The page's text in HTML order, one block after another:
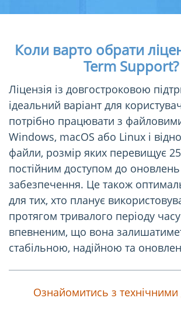
Коли варто обрати
Term Support?
Ліцензія із довгостроковою
ідеальний варіант для
потрібно працювати з
Windows, macOS або Linux і
файли, розмір яких перевищує
постійним доступом до
забезпечення. Це також
для тих, хто планує
протягом тривалого періоду
впевненим, що вона
стабільною, надійною та
Ознайомитись з